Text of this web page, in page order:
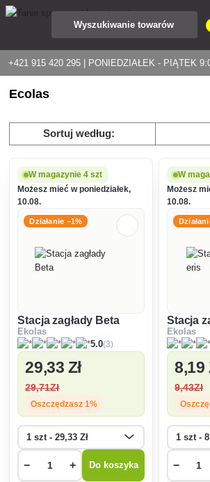
+421 915 420 295 | PONIEDZIAŁEK - PIĄTEK
Ecolas
Sortuj według:
W magazynie 4 szt
Możesz mieć w poniedziałek,
10.08.
Działanie −1%
Stacja zagłady Beta
Ekolas
5.0(3)
29,33 Zł
29,71Zł
Oszczędzasz 1%
− + Do koszyka
W
Możesz
10.08.
Stacja
Ekolas
8,19
9,43Zł
−